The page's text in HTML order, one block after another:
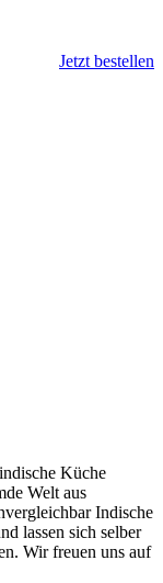
Jetzt bestellen
Küche
Welt aus
Indische
lassen sich selber
Wir freuen uns auf